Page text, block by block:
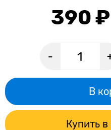
390 ₽
-
В
Купить